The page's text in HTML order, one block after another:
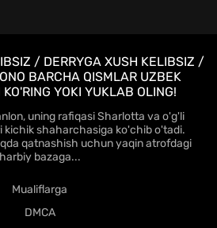
/ DERRYGA XUSH KELIBSIZ /
BARCHA QISMLAR UZBEK
YOKI YUKLAB OLING!
uning rafiqasi Sharlotta va o'g'li
kichik shaharchasiga ko'chib o'tadi.
qatnashish uchun yaqin atrofdagi
harbiy bazaga...
Mualiflarga
DMCA